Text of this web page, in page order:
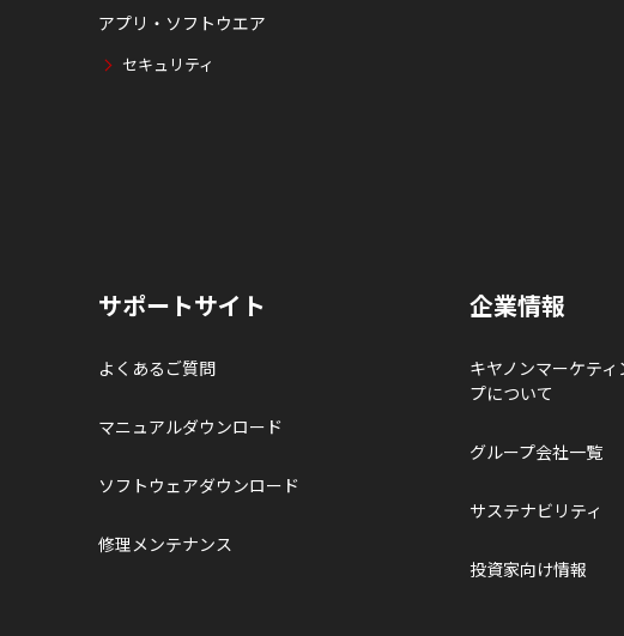
アプリ・ソフトウエア
セキュリティ
サポートサイト
よくあるご質問
マニュアルダウンロード
ソフトウェアダウンロード
修理メンテナンス
企業情報
キヤノンマーケテ
プについて
グループ会社一覧
サステナビリティ
投資家向け情報